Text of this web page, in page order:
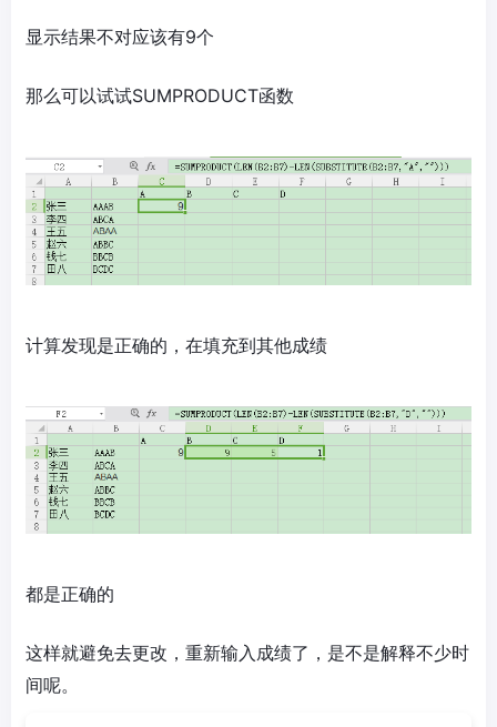
显示结果不对应该有9个
那么可以试试SUMPRODUCT函数
计算发现是正确的，在填充到其他成绩
都是正确的
这样就避免去更改，重新输入成绩了，是不是解释不少时
间呢。